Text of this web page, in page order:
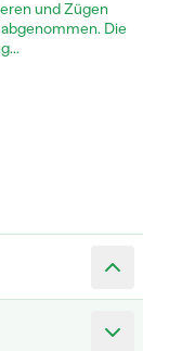
und Zügen
Die